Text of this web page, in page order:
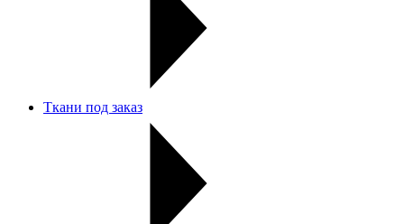
Ткани под заказ